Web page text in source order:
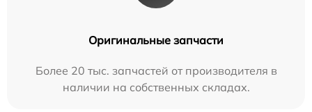
Оригинальные запчасти
Более 20 тыс. запчастей от производителя в
наличии на собственных складах.